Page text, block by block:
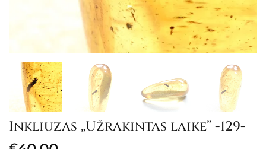
Inkliuzas „Užrakintas laike” -129-